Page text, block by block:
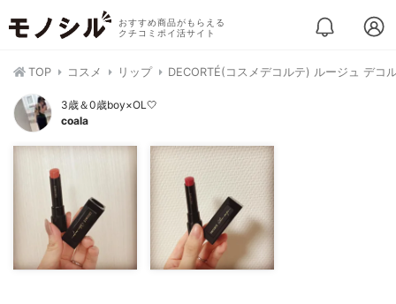
おすすめ商品がもらえる
クチコミポイ活サイト
TOP コスメ リップ DECORTÉ(コスメデコルテ) ルージュ デコ
3歳＆0歳boy×OL🤍
coala